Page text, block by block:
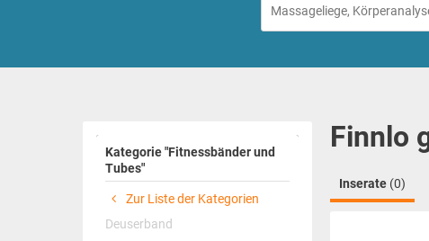
Kategorie "Fitnessbänder und
Tubes"
Zur Liste der Kategorien
Deuserband
Finnlo
Inserate (0)